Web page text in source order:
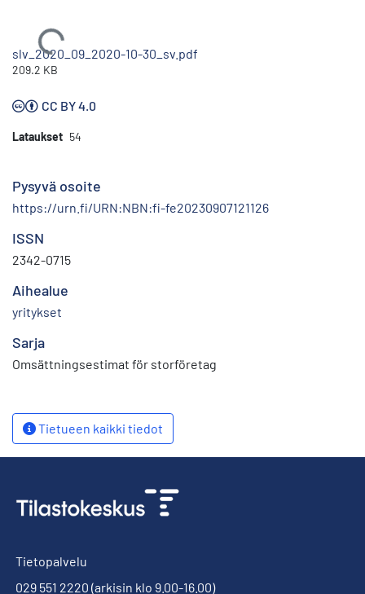
Ladataan...
slv_2020_09_2020-10-30_sv.pdf
209.2 KB
CC BY 4.0
Lataukset 54
Pysyvä osoite
https://urn.fi/URN:NBN:fi-fe20230907121126
ISSN
2342-0715
Aihealue
yritykset
Sarja
Omsättningsestimat för storföretag
Tietueen kaikki tiedot
Tietopalvelu
029 551 2220 (arkisin klo 9.00-16.00)